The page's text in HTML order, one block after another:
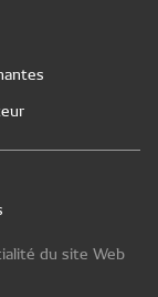
du site Web